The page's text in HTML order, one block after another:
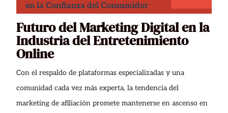
en la Confianza del Consumidor
Futuro del Marketing Digital en la
Industria del Entretenimiento
Online
Con el respaldo de plataformas especializadas y una
comunidad cada vez más experta, la tendencia del
marketing de afiliación promete mantenerse en ascenso en